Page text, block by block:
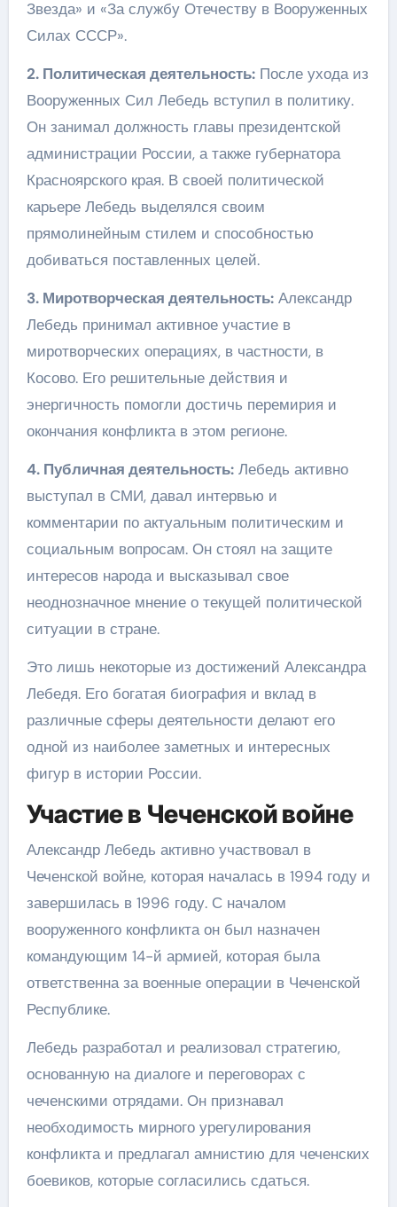
Звезда» и «За службу Отечеству в Вооруженных
Силах СССР».
2. Политическая деятельность:После ухода из
Вооруженных Сил Лебедь вступил в политику.
Он занимал должность главы президентской
администрации России, а также губернатора
Красноярского края. В своей политической
карьере Лебедь выделялся своим
прямолинейным стилем и способностью
добиваться поставленных целей.
3. Миротворческая деятельность:Александр
Лебедь принимал активное участие в
миротворческих операциях, в частности, в
Косово. Его решительные действия и
энергичность помогли достичь перемирия и
окончания конфликта в этом регионе.
4. Публичная деятельность:Лебедь активно
выступал в СМИ, давал интервью и
комментарии по актуальным политическим и
социальным вопросам. Он стоял на защите
интересов народа и высказывал свое
неоднозначное мнение о текущей политической
ситуации в стране.
Это лишь некоторые из достижений Александра
Лебедя. Его богатая биография и вклад в
различные сферы деятельности делают его
одной из наиболее заметных и интересных
фигур в истории России.
Участие в Чеченской войне
Александр Лебедь активно участвовал в
Чеченской войне, которая началась в 1994 году и
завершилась в 1996 году. С началом
вооруженного конфликта он был назначен
командующим 14-й армией, которая была
ответственна за военные операции в Чеченской
Республике.
Лебедь разработал и реализовал стратегию,
основанную на диалоге и переговорах с
чеченскими отрядами. Он признавал
необходимость мирного урегулирования
конфликта и предлагал амнистию для чеченских
боевиков, которые согласились сдаться.